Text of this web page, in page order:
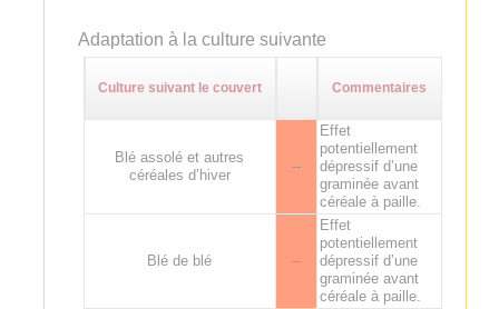
Adaptation à la culture suivante
Culture suivant le couvert Commentaires
Blé assolé et autres
céréales d’hiver
--
Effet
potentiellement
dépressif d’une
graminée avant
céréale à paille.
Blé de blé --
Effet
potentiellement
dépressif d’une
graminée avant
céréale à paille.